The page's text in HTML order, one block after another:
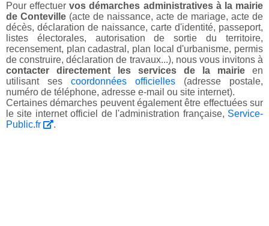
Pour effectuervos démarches administratives à la mairie
de Conteville (acte de naissance, acte de mariage, acte de
décès, déclaration de naissance, carte d'identité, passeport,
listes électorales, autorisation de sortie du territoire,
recensement, plan cadastral, plan local d'urbanisme, permis
de construire, déclaration de travaux...), nous vous invitons à
contacter directement les services de la mairie en
utilisant ses coordonnées officielles (adresse postale,
numéro de téléphone, adresse e-mail ou site internet).
Certaines démarches peuvent également être effectuées sur
le site internet officiel de l'administration française, Service-
Public.fr
.